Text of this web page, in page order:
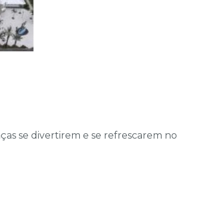
se divertirem e se refrescarem no